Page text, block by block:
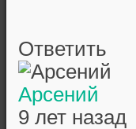
Ответить
Арсений
9 лет назад